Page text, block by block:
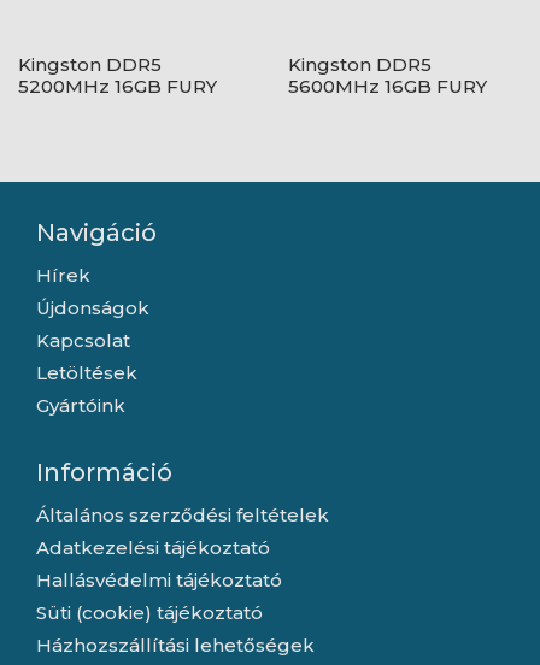
Kingston DDR5
5200MHz 16GB FURY
Kingston DDR5
5600MHz 16GB FURY
Navigáció
Hírek
Újdonságok
Kapcsolat
Letöltések
Gyártóink
Információ
Általános szerződési feltételek
Adatkezelési tájékoztató
Hallásvédelmi tájékoztató
Süti (cookie) tájékoztató
Házhozszállítási lehetőségek